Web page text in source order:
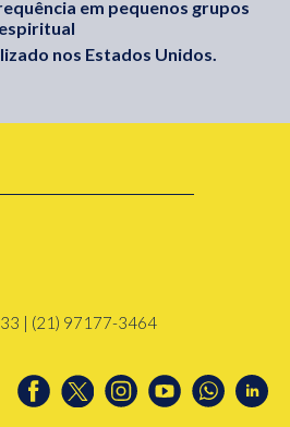
em pequenos grupos
nos Estados Unidos.
| (21) 97177-3464